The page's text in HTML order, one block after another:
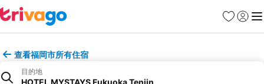
收藏夾
登入 選
查看福岡市所有住宿
目的地
HOTEL MYSTAYS Fukuoka Tenjin